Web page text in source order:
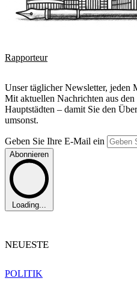
Rapporteur
Unser täglicher Newsletter, jeden
Mit aktuellen Nachrichten aus
Hauptstädten – damit Sie den
umsonst.
Geben Sie Ihre E-Mail ein
Abonnieren
Loading...
NEUESTE
POLITIK